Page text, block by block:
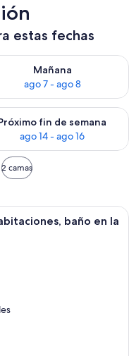
estas fechas
6 - ago 7
Mañana
ago 7 - ago 8
la disponibilidad
de semana ago 7 -
fin de semana
ago 14 - ago 16
la disponibilidad
2 camas
caja de seguridad en la
baño en la